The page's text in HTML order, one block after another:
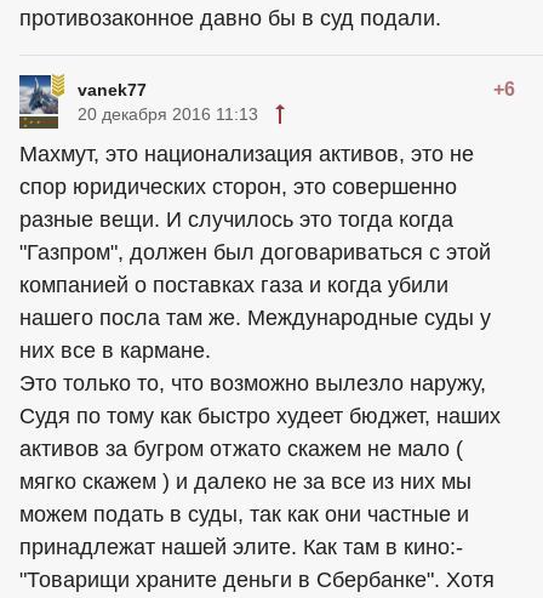
противозаконное давно бы в суд подали.
vanek77 +6
20 декабря 2016 11:13
Махмут, это национализация активов, это не
спор юридических сторон, это совершенно
разные вещи. И случилось это тогда когда
"Газпром", должен был договариваться с этой
компанией о поставках газа и когда убили
нашего посла там же. Международные суды у
них все в кармане.
Это только то, что возможно вылезло наружу,
Судя по тому как быстро худеет бюджет, наших
активов за бугром отжато скажем не мало (
мягко скажем ) и далеко не за все из них мы
можем подать в суды, так как они частные и
принадлежат нашей элите. Как там в кино:-
"Товарищи храните деньги в Сбербанке". Хотя